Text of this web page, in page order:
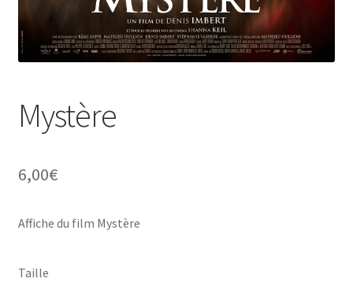
Mystère
6,00€
Affiche du film Mystère
Taille